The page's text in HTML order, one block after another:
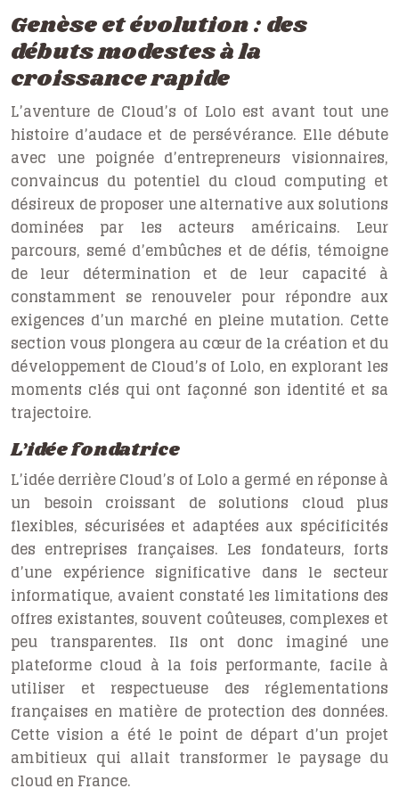
Genèse et évolution : des
débuts modestes à la
croissance rapide
L’aventure de Cloud’s of Lolo est avant tout une
histoire d’audace et de persévérance. Elle débute
avec une poignée d’entrepreneurs visionnaires,
convaincus du potentiel du cloud computing et
désireux de proposer une alternative aux solutions
dominées par les acteurs américains. Leur
parcours, semé d’embûches et de défis, témoigne
de leur détermination et de leur capacité à
constamment se renouveler pour répondre aux
exigences d’un marché en pleine mutation. Cette
section vous plongera au cœur de la création et du
développement de Cloud’s of Lolo, en explorant les
moments clés qui ont façonné son identité et sa
trajectoire.
L’idée fondatrice
L’idée derrière Cloud’s of Lolo a germé en réponse à
un besoin croissant de solutions cloud plus
flexibles, sécurisées et adaptées aux spécificités
des entreprises françaises. Les fondateurs, forts
d’une expérience significative dans le secteur
informatique, avaient constaté les limitations des
offres existantes, souvent coûteuses, complexes et
peu transparentes. Ils ont donc imaginé une
plateforme cloud à la fois performante, facile à
utiliser et respectueuse des réglementations
françaises en matière de protection des données.
Cette vision a été le point de départ d’un projet
ambitieux qui allait transformer le paysage du
cloud en France.